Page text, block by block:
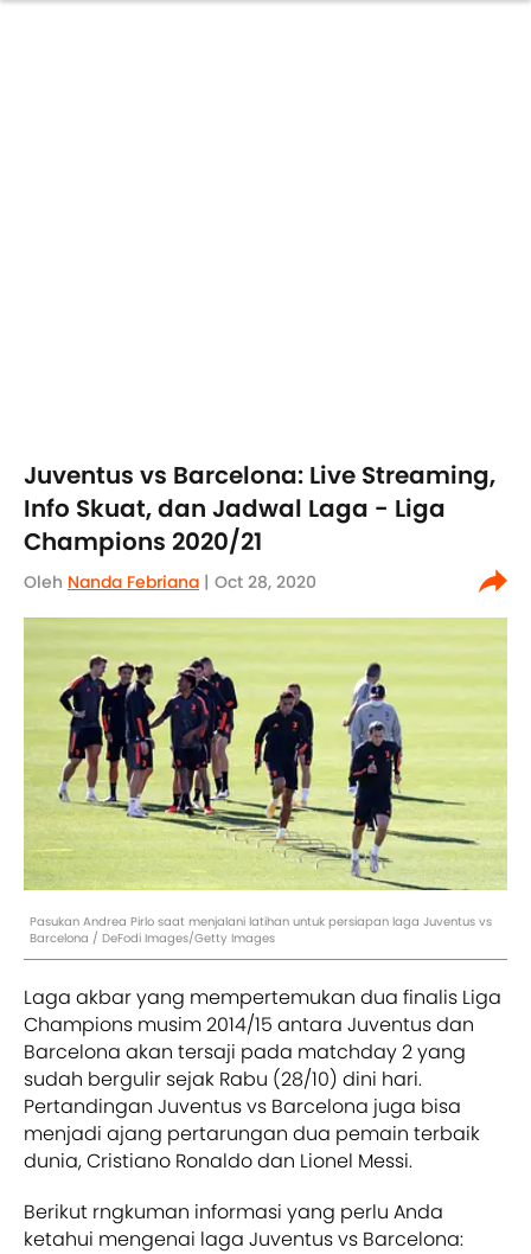
Juventus vs Barcelona: Live Streaming,
Info Skuat, dan Jadwal Laga - Liga
Champions 2020/21
Oleh Nanda Febriana | Oct 28, 2020
Pasukan Andrea Pirlo saat menjalani latihan untuk persiapan laga Juventus vs
Barcelona / DeFodi Images/Getty Images
Laga akbar yang mempertemukan dua finalis Liga
Champions musim 2014/15 antara Juventus dan
Barcelona akan tersaji pada matchday 2 yang
sudah bergulir sejak Rabu (28/10) dini hari.
Pertandingan Juventus vs Barcelona juga bisa
menjadi ajang pertarungan dua pemain terbaik
dunia, Cristiano Ronaldo dan Lionel Messi.
Berikut rngkuman informasi yang perlu Anda
ketahui mengenai laga Juventus vs Barcelona: